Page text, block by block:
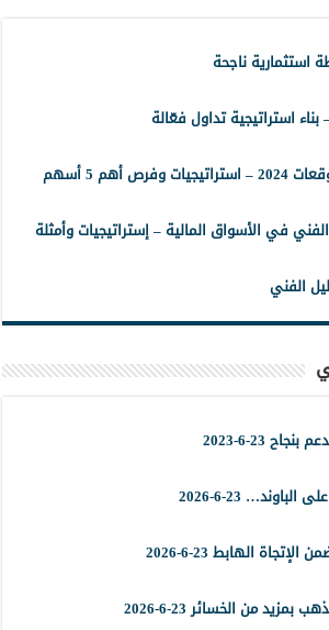
استثمارية ناجحة
استراتيجية تداول فعّالة
أهم 5 أسهم
في الأسواق المالية – إستراتيجيات وأمثلة
23-6-2023
23-6-2026
الهابط 23-6-2026
من الخسائر 23-6-2026